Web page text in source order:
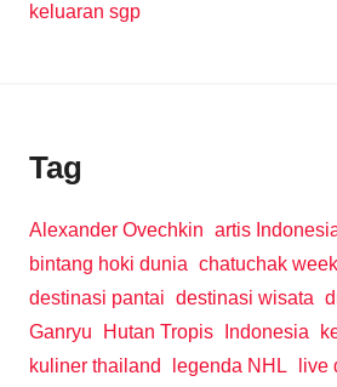
keluaran sgp
Tag
Alexander Ovechkin artis
bintang hoki dunia chatuchak
destinasi pantai destinasi wisata
Ganryu
Hutan Tropis Indonesia
kuliner thailand
legenda NHL
live